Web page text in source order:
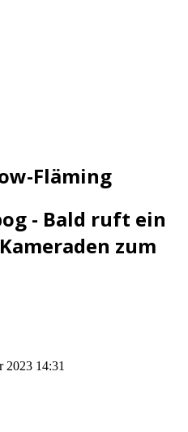
Fläming
- Bald ruft ein
zum
2023 14:31